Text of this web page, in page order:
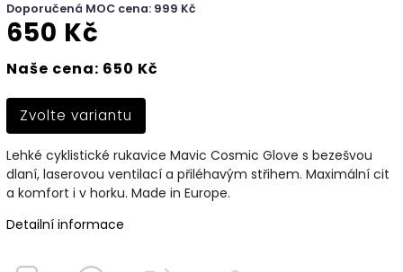
Doporučená MOC cena: 999 Kč
650 Kč
Naše cena: 650 Kč
Zvolte variantu
Lehké cyklistické rukavice Mavic Cosmic Glove s bezešvou
dlaní, laserovou ventilací a přiléhavým střihem. Maximální cit
a komfort i v horku. Made in Europe.
Detailní informace